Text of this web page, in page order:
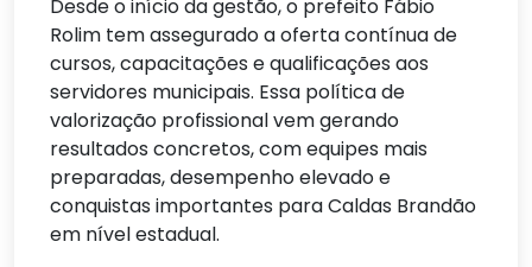
Desde o início da gestão, o prefeito Fábio
Rolim tem assegurado a oferta contínua de
cursos, capacitações e qualificações aos
servidores municipais. Essa política de
valorização profissional vem gerando
resultados concretos, com equipes mais
preparadas, desempenho elevado e
conquistas importantes para Caldas Brandão
em nível estadual.